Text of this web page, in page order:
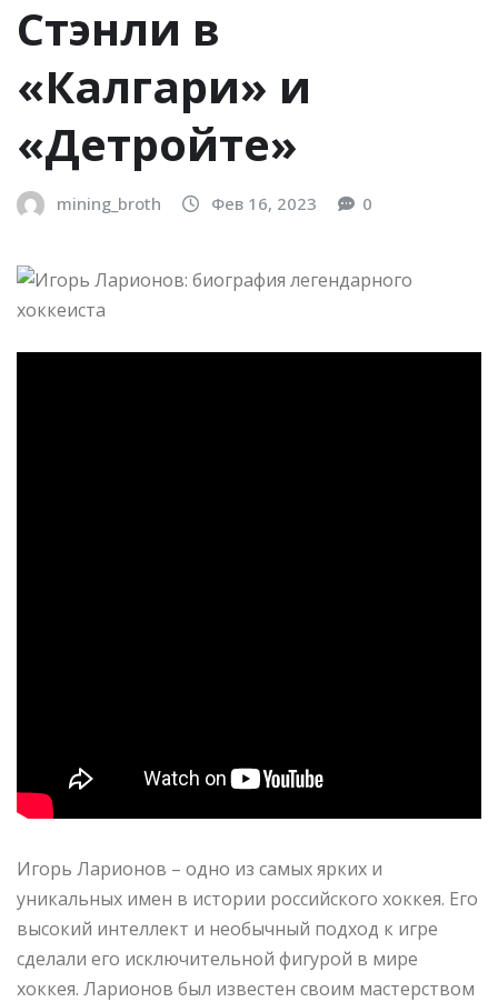
Стэнли в
«Калгари» и
«Детройте»
mining_broth Фев 16, 2023 0
Игорь Ларионов – одно из самых ярких и
уникальных имен в истории российского хоккея. Его
высокий интеллект и необычный подход к игре
сделали его исключительной фигурой в мире
хоккея. Ларионов был известен своим мастерством